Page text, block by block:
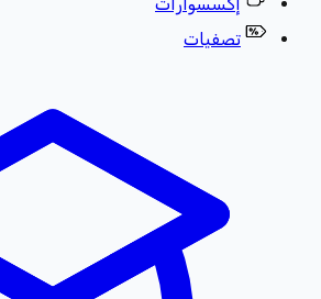
إكسسوارات
تصفيات